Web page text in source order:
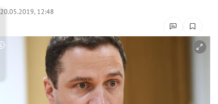
Untermenü
Untermenü
Untermenü
20.05.2019, 12:48
Copyright-Hinweis öffnen/schließen